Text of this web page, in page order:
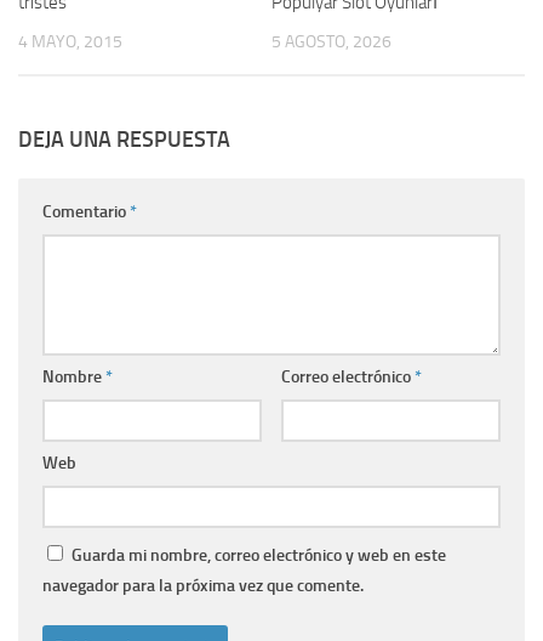
4 MAYO, 2015 5 AGOSTO, 2026
DEJA UNA RESPUESTA
Comentario*
Nombre* Correo electrónico*
Web
Guarda mi nombre, correo electrónico y web en este
navegador para la próxima vez que comente.